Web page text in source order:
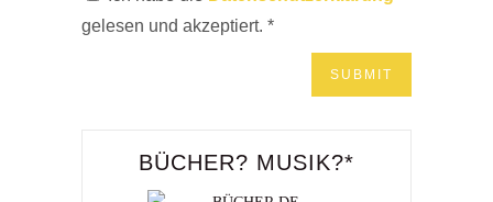
gelesen und akzeptiert. *
BÜCHER? MUSIK?*